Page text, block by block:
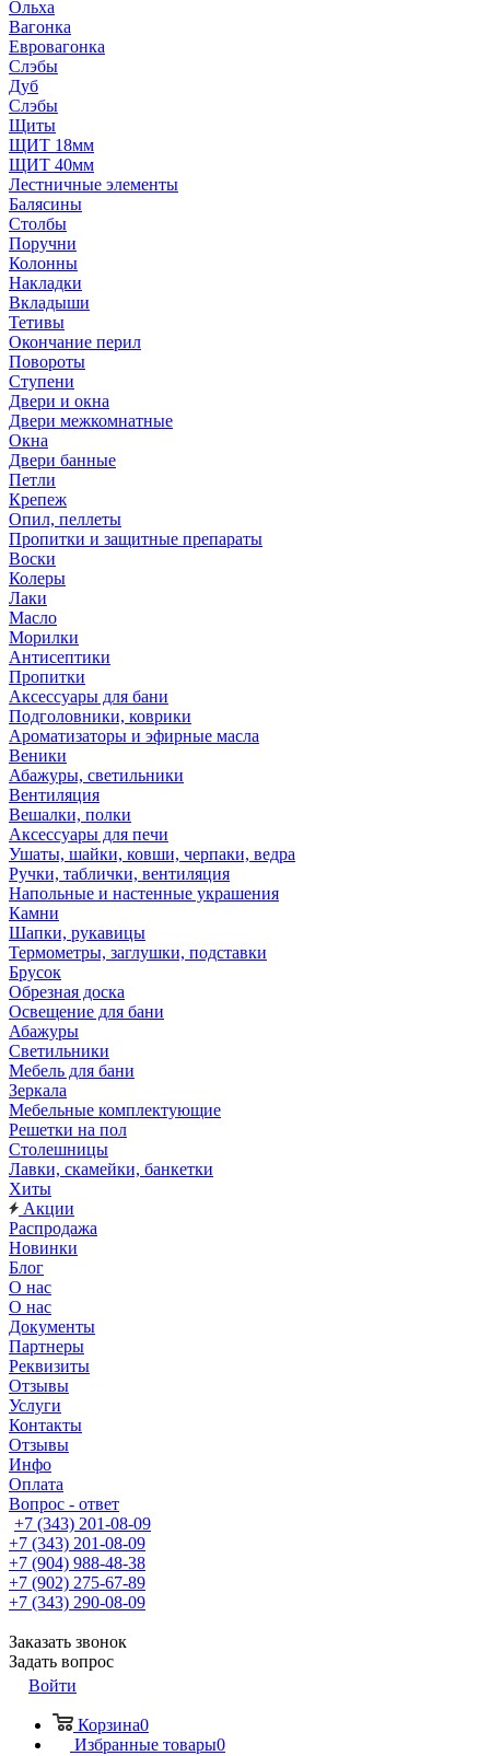
Ольха
Вагонка
Евровагонка
Слэбы
Дуб
Слэбы
Щиты
ЩИТ 18мм
ЩИТ 40мм
Лестничные элементы
Балясины
Столбы
Поручни
Колонны
Накладки
Вкладыши
Тетивы
Окончание перил
Повороты
Ступени
Двери и окна
Двери межкомнатные
Окна
Двери банные
Петли
Крепеж
Опил, пеллеты
Пропитки и защитные препараты
Воски
Колеры
Лаки
Масло
Морилки
Антисептики
Пропитки
Аксессуары для бани
Подголовники, коврики
Ароматизаторы и эфирные масла
Веники
Абажуры, светильники
Вентиляция
Вешалки, полки
Аксессуары для печи
Ушаты, шайки, ковши, черпаки, ведра
Ручки, таблички, вентиляция
Напольные и настенные украшения
Камни
Шапки, рукавицы
Термометры, заглушки, подставки
Брусок
Обрезная доска
Освещение для бани
Абажуры
Светильники
Мебель для бани
Зеркала
Мебельные комплектующие
Решетки на пол
Столешницы
Лавки, скамейки, банкетки
Хиты
Акции
Распродажа
Новинки
Блог
О нас
О нас
Документы
Партнеры
Реквизиты
Отзывы
Услуги
Контакты
Отзывы
Инфо
Оплата
Вопрос - ответ
+7 (343) 201-08-09
+7 (343) 201-08-09
+7 (904) 988-48-38
+7 (902) 275-67-89
+7 (343) 290-08-09
Заказать звонок
Задать вопрос
Войти
Корзина0
Избранные товары0